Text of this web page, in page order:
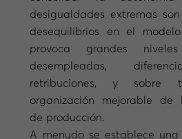
desigualdades extremas
desequilibrios en el
provoca grandes
desempleadas,
retribuciones, y sobre
organización mejorable de
de producción.
A menudo se establece